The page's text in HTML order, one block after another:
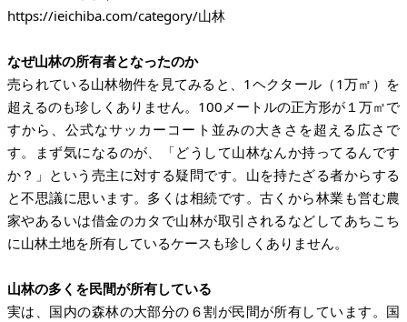
https://ieichiba.com/category/山林
なぜ山林の所有者となったのか
売られている山林物件を見てみると、1ヘクタール（1万㎡）を
超えるのも珍しくありません。100メートルの正方形が１万㎡で
すから、公式なサッカーコート並みの大きさを超える広さで
す。まず気になるのが、「どうして山林なんか持ってるんです
か？」という売主に対する疑問です。山を持たざる者からする
と不思議に思います。多くは相続です。古くから林業も営む農
家やあるいは借金のカタで山林が取引されるなどしてあちこち
に山林土地を所有しているケースも珍しくありません。
山林の多くを民間が所有している
実は、国内の森林の大部分の６割が民間が所有しています。国